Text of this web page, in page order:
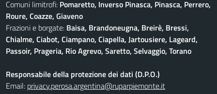
Comuni limitrofi: Pomaretto, Inverso Pinasca, Pinasca, Perrero,
Roure, Coazze, Giaveno
Frazioni e borgate: Baisa, Brandoneugna, Breirè, Bressi,
Chialme, Ciabot, Ciampano, Ciapella, Jartousiere, Lageard,
Passoir, Prageria, Rio Agrevo, Saretto, Selvaggio, Torano
Responsabile della protezione dei dati (D.P.O.)
Email: privacy.perosa.argentina@ruparpiemonte.it